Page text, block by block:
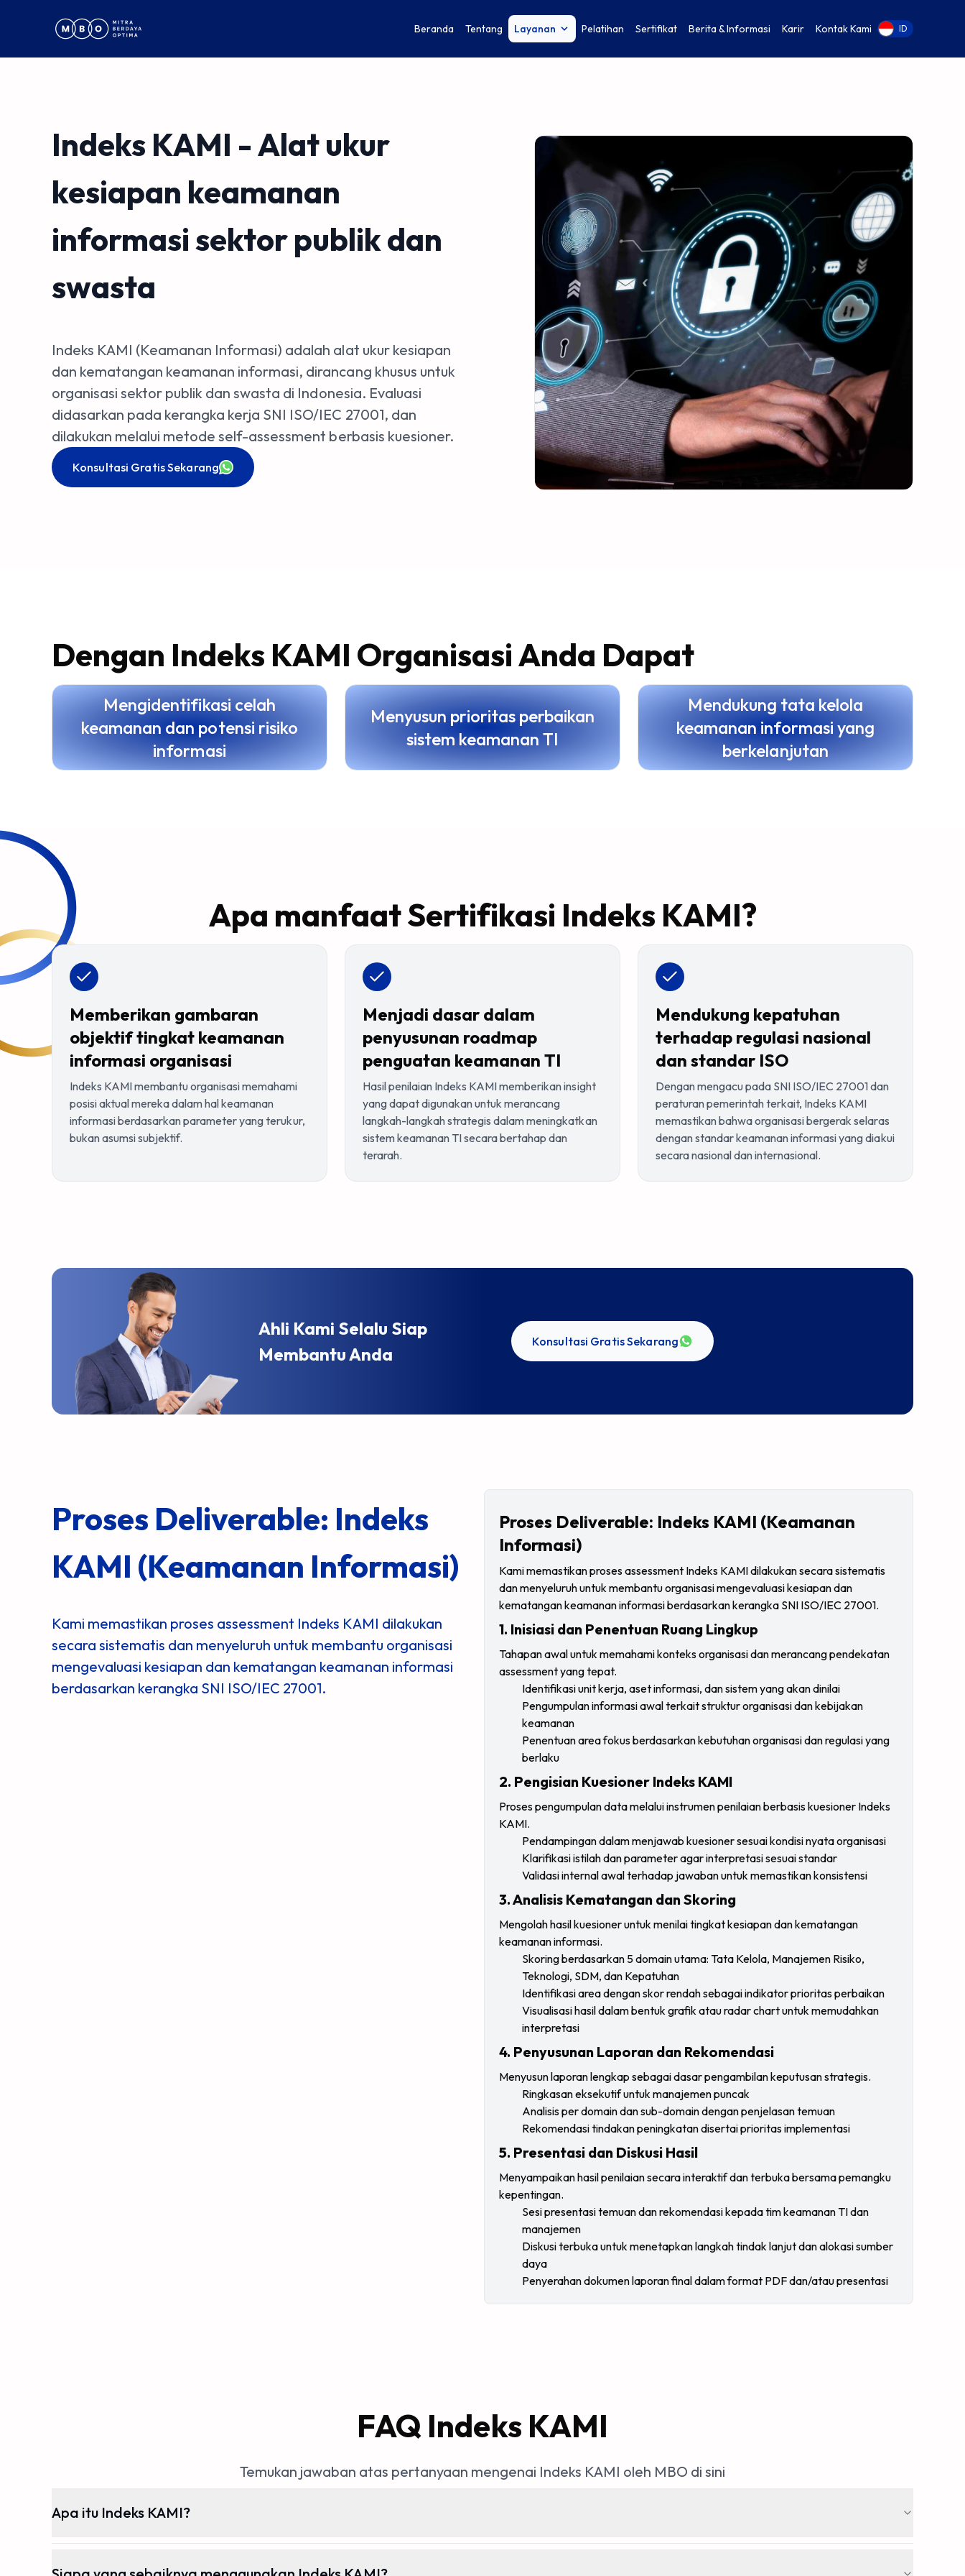
Beranda Tentang Layanan Pelatihan Sertifikat Berita & Informasi Karir Kontak Kami EN ID
Indeks KAMI - Alat ukur
kesiapan keamanan
informasi sektor publik dan
swasta
Indeks KAMI (Keamanan Informasi) adalah alat ukur kesiapan
dan kematangan keamanan informasi, dirancang khusus untuk
organisasi sektor publik dan swasta di Indonesia. Evaluasi
didasarkan pada kerangka kerja SNI ISO/IEC 27001, dan
dilakukan melalui metode self-assessment berbasis kuesioner.
Konsultasi Gratis Sekarang
Dengan Indeks KAMI Organisasi Anda Dapat
Mengidentifikasi celah
keamanan dan potensi risiko
informasi
Menyusun prioritas perbaikan
sistem keamanan TI
Mendukung tata kelola
keamanan informasi yang
berkelanjutan
Apa manfaat Sertifikasi Indeks KAMI?
Memberikan gambaran
objektif tingkat keamanan
informasi organisasi
Indeks KAMI membantu organisasi memahami
posisi aktual mereka dalam hal keamanan
informasi berdasarkan parameter yang terukur,
bukan asumsi subjektif.
Menjadi dasar dalam
penyusunan roadmap
penguatan keamanan TI
Hasil penilaian Indeks KAMI memberikan insight
yang dapat digunakan untuk merancang
langkah-langkah strategis dalam meningkatkan
sistem keamanan TI secara bertahap dan
terarah.
Mendukung kepatuhan
terhadap regulasi nasional
dan standar ISO
Dengan mengacu pada SNI ISO/IEC 27001 dan
peraturan pemerintah terkait, Indeks KAMI
memastikan bahwa organisasi bergerak selaras
dengan standar keamanan informasi yang diakui
secara nasional dan internasional.
Ahli Kami Selalu Siap
Membantu Anda
Konsultasi Gratis Sekarang
Proses Deliverable: Indeks
KAMI (Keamanan Informasi)
Kami memastikan proses assessment Indeks KAMI dilakukan
secara sistematis dan menyeluruh untuk membantu organisasi
mengevaluasi kesiapan dan kematangan keamanan informasi
berdasarkan kerangka SNI ISO/IEC 27001.
Proses Deliverable: Indeks KAMI (Keamanan
Informasi)
Kami memastikan proses assessment Indeks KAMI dilakukan secara sistematis
dan menyeluruh untuk membantu organisasi mengevaluasi kesiapan dan
kematangan keamanan informasi berdasarkan kerangka SNI ISO/IEC 27001.
1. Inisiasi dan Penentuan Ruang Lingkup
Tahapan awal untuk memahami konteks organisasi dan merancang pendekatan
assessment yang tepat.
Identifikasi unit kerja, aset informasi, dan sistem yang akan dinilai
Pengumpulan informasi awal terkait struktur organisasi dan kebijakan
keamanan
Penentuan area fokus berdasarkan kebutuhan organisasi dan regulasi yang
berlaku
2. Pengisian Kuesioner Indeks KAMI
Proses pengumpulan data melalui instrumen penilaian berbasis kuesioner Indeks
KAMI.
Pendampingan dalam menjawab kuesioner sesuai kondisi nyata organisasi
Klarifikasi istilah dan parameter agar interpretasi sesuai standar
Validasi internal awal terhadap jawaban untuk memastikan konsistensi
3. Analisis Kematangan dan Skoring
Mengolah hasil kuesioner untuk menilai tingkat kesiapan dan kematangan
keamanan informasi.
Skoring berdasarkan 5 domain utama: Tata Kelola, Manajemen Risiko,
Teknologi, SDM, dan Kepatuhan
Identifikasi area dengan skor rendah sebagai indikator prioritas perbaikan
Visualisasi hasil dalam bentuk grafik atau radar chart untuk memudahkan
interpretasi
4. Penyusunan Laporan dan Rekomendasi
Menyusun laporan lengkap sebagai dasar pengambilan keputusan strategis.
Ringkasan eksekutif untuk manajemen puncak
Analisis per domain dan sub-domain dengan penjelasan temuan
Rekomendasi tindakan peningkatan disertai prioritas implementasi
5. Presentasi dan Diskusi Hasil
Menyampaikan hasil penilaian secara interaktif dan terbuka bersama pemangku
kepentingan.
Sesi presentasi temuan dan rekomendasi kepada tim keamanan TI dan
manajemen
Diskusi terbuka untuk menetapkan langkah tindak lanjut dan alokasi sumber
daya
Penyerahan dokumen laporan final dalam format PDF dan/atau presentasi
FAQ Indeks KAMI
Temukan jawaban atas pertanyaan mengenai Indeks KAMI oleh MBO di sini
Apa itu Indeks KAMI?